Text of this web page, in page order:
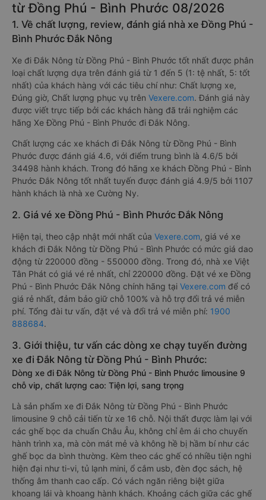
từ Đồng Phú - Bình Phước 08/2026
1. Về chất lượng, review, đánh giá nhà xe Đồng Phú -
Bình Phước Đắk Nông
Xe đi Đắk Nông từ Đồng Phú - Bình Phước tốt nhất được phân
loại chất lượng dựa trên đánh giá từ 1 đến 5 (1: tệ nhất, 5: tốt
nhất) của khách hàng với các tiêu chí như: Chất lượng xe,
Đúng giờ, Chất lượng phục vụ trên Vexere.com. Đánh giá này
được viết trực tiếp bởi các khách hàng đã trải nghiệm các
hãng Xe Đồng Phú - Bình Phước đi Đắk Nông.
Chất lượng các xe khách đi Đắk Nông từ Đồng Phú - Bình
Phước được đánh giá 4.6, với điểm trung bình là 4.6/5 bởi
34498 hành khách. Trong đó hãng xe khách Đồng Phú - Bình
Phước Đắk Nông tốt nhất tuyến được đánh giá 4.9/5 bởi 1107
hành khách là nhà xe Cường Ny.
2. Giá vé xe Đồng Phú - Bình Phước Đắk Nông
Hiện tại, theo cập nhật mới nhất của Vexere.com, giá vé xe
khách đi Đắk Nông từ Đồng Phú - Bình Phước có mức giá dao
động từ 220000 đồng - 550000 đồng. Trong đó, nhà xe Việt
Tân Phát có giá vé rẻ nhất, chỉ 220000 đồng. Đặt vé xe Đồng
Phú - Bình Phước Đắk Nông chính hãng tại Vexere.com để có
giá rẻ nhất, đảm bảo giữ chỗ 100% và hỗ trợ đổi trả vé miễn
phí. Tổng đài tư vấn, đặt vé và đổi trả vé miễn phí: 1900
888684.
3. Giới thiệu, tư vấn các dòng xe chạy tuyến đường
xe đi Đắk Nông từ Đồng Phú - Bình Phước:
Dòng xe đi Đắk Nông từ Đồng Phú - Bình Phước limousine 9
chỗ vip, chất lượng cao: Tiện lợi, sang trọng
Là sản phẩm xe đi Đắk Nông từ Đồng Phú - Bình Phước
limousine 9 chỗ cải tiến từ xe 16 chỗ. Nội thất được làm lại với
các ghế bọc da chuẩn Châu Âu, không chỉ êm ái cho chuyến
hành trình xa, mà còn mát mẻ và không hề bị hầm bí như các
ghế bọc da bình thường. Kèm theo các ghế có nhiều tiện nghi
hiện đại như ti-vi, tủ lạnh mini, ổ cắm usb, đèn đọc sách, hệ
thống âm thanh cao cấp. Có vách ngăn riêng biệt giữa
khoang lái và khoang hành khách. Khoảng cách giữa các ghế